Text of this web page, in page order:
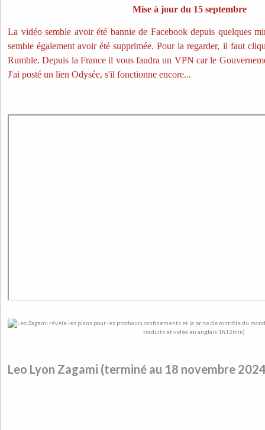
Mise à jour du 15 septembre
La vidéo semble avoir été bannie de Facebook depuis quelques
semble également avoir été supprimée. Pour la regarder, il faut
Rumble. Depuis la France il vous faudra un VPN car le
J'ai posté un lien Odysée, s'il fonctionne encore...
Leo Lyon Zagami (terminé au 18 novembre